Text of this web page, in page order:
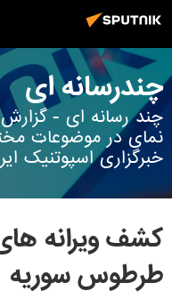
چندرسانه ای
چند رسانه ای - گزارش
نمای در موضوعات
خبرگزاری اسپوتنیک
کشف ویرانه
طرطوس سوریه